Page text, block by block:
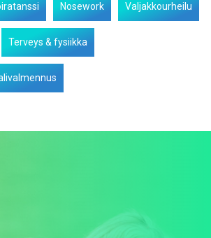
Nosework Valjakkourheilu
Terveys & fysiikka